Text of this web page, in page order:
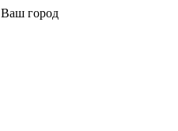
Ваш город